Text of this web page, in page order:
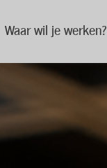
Waar wil je werken?